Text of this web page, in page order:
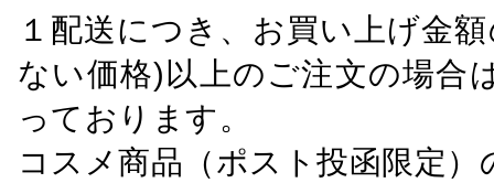
１配送につき、お買い上げ金
ない価格)以上のご注文の場合
っております。
コスメ商品（ポスト投函限定